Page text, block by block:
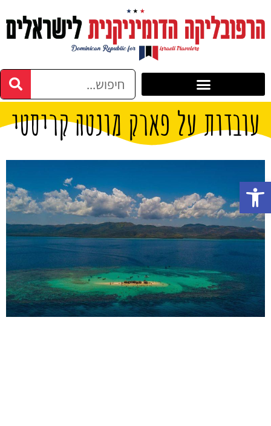
עובדות על פארק מונטה קריסטי
פתח סרגל נגישות